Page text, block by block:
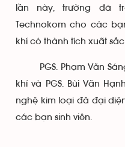
lần này, trường đã
Technokom cho các
khí có thành tích xuất sắc
PGS. Phạm Văn
khí và PGS. Bùi Văn
nghệ kim loại đã đại
các bạn sinh viên.